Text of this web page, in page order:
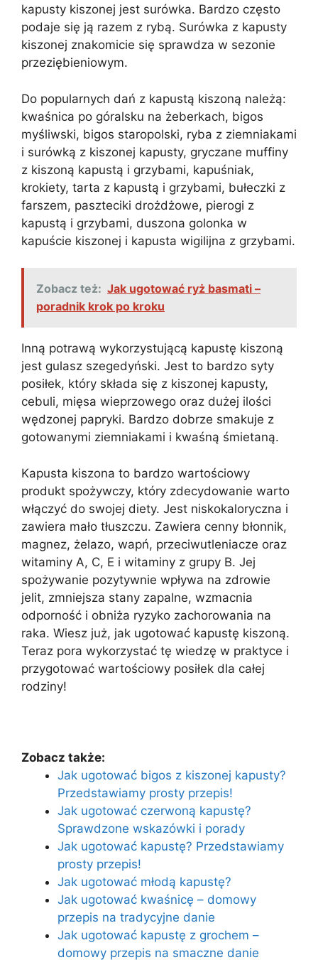
kapusty kiszonej jest surówka. Bardzo często
podaje się ją razem z rybą. Surówka z kapusty
kiszonej znakomicie się sprawdza w sezonie
przeziębieniowym.
Do popularnych dań z kapustą kiszoną należą:
kwaśnica po góralsku na żeberkach, bigos
myśliwski, bigos staropolski, ryba z ziemniakami
i surówką z kiszonej kapusty, gryczane muffiny
z kiszoną kapustą i grzybami, kapuśniak,
krokiety, tarta z kapustą i grzybami, bułeczki z
farszem, paszteciki drożdżowe, pierogi z
kapustą i grzybami, duszona golonka w
kapuście kiszonej i kapusta wigilijna z grzybami.
Zobacz też: Jak ugotować ryż basmati –
poradnik krok po kroku
Inną potrawą wykorzystującą kapustę kiszoną
jest gulasz szegedyński. Jest to bardzo syty
posiłek, który składa się z kiszonej kapusty,
cebuli, mięsa wieprzowego oraz dużej ilości
wędzonej papryki. Bardzo dobrze smakuje z
gotowanymi ziemniakami i kwaśną śmietaną.
Kapusta kiszona to bardzo wartościowy
produkt spożywczy, który zdecydowanie warto
włączyć do swojej diety. Jest niskokaloryczna i
zawiera mało tłuszczu. Zawiera cenny błonnik,
magnez, żelazo, wapń, przeciwutleniacze oraz
witaminy A, C, E i witaminy z grupy B. Jej
spożywanie pozytywnie wpływa na zdrowie
jelit, zmniejsza stany zapalne, wzmacnia
odporność i obniża ryzyko zachorowania na
raka. Wiesz już, jak ugotować kapustę kiszoną.
Teraz pora wykorzystać tę wiedzę w praktyce i
przygotować wartościowy posiłek dla całej
rodziny!
Zobacz także:
Jak ugotować bigos z kiszonej kapusty?
Przedstawiamy prosty przepis!
Jak ugotować czerwoną kapustę?
Sprawdzone wskazówki i porady
Jak ugotować kapustę? Przedstawiamy
prosty przepis!
Jak ugotować młodą kapustę?
Jak ugotować kwaśnicę – domowy
przepis na tradycyjne danie
Jak ugotować kapustę z grochem –
domowy przepis na smaczne danie